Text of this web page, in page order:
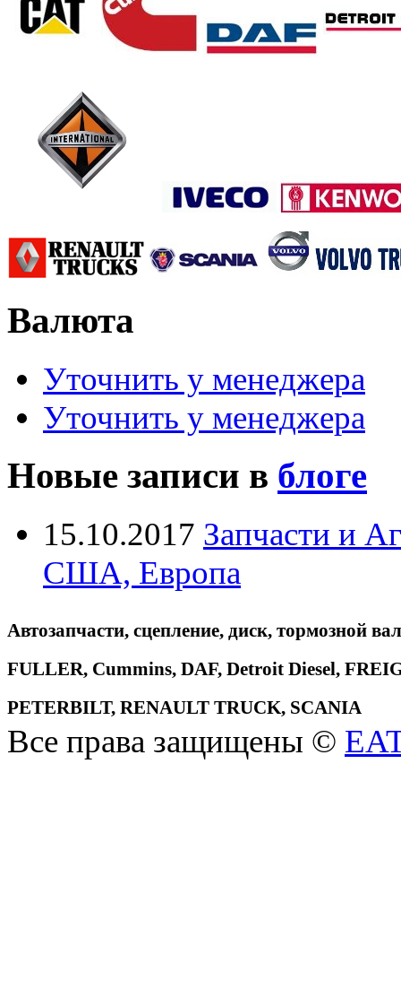
Валюта
Уточнить у менеджера
Уточнить у менеджера
Новые записи в блоге
15.10.2017 Запчасти и
США, Европа
Автозапчасти, сцепление, диск, тормозной
FULLER, Cummins, DAF, Detroit Diesel,
PETERBILT, RENAULT TRUCK, SCANIA
Все права защищены ©